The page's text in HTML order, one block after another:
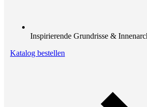
Inspirierende Grundrisse &
Katalog bestellen